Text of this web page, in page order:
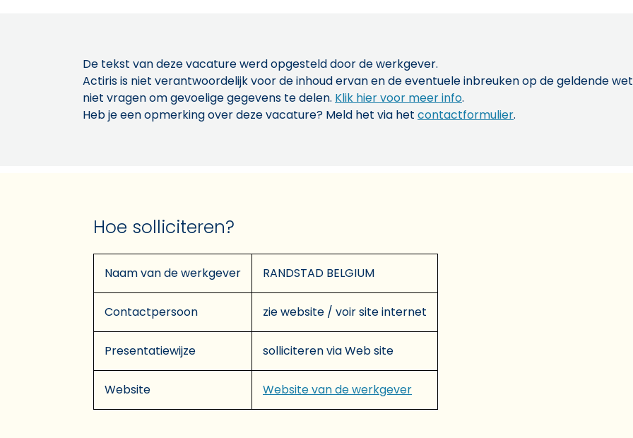
De tekst van deze vacature werd opgesteld door de werkgever.
Actiris is niet verantwoordelijk voor de inhoud ervan en de eventuele inbreuken op de geldende
niet vragen om gevoelige gegevens te delen. Klik hier voor meer info.
Heb je een opmerking over deze vacature? Meld het via het contactformulier.
Hoe solliciteren?
Naam van de werkgever RANDSTAD BELGIUM
Contactpersoon zie website / voir site internet
Presentatiewijze solliciteren via Web site
Website Website van de werkgever